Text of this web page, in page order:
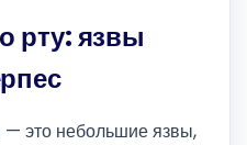
рту: язвы
— это небольшие язвы,